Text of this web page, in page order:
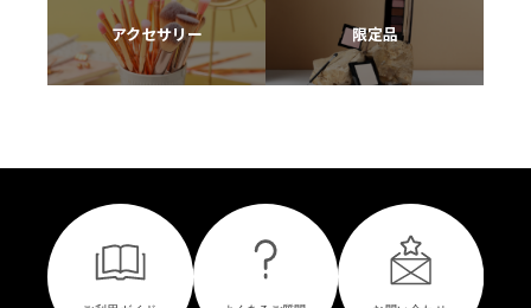
アクセサリー 限定品